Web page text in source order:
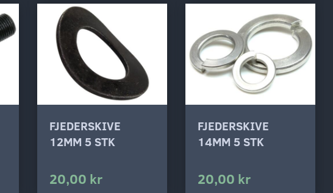
FJEDERSKIVE
12MM 5 STK
20,00 kr
FJEDERSKIVE
14MM 5 STK
20,00 kr